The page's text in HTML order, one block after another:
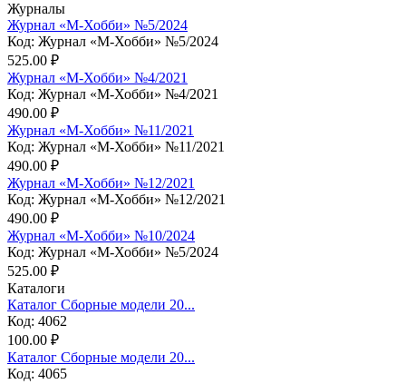
Журналы
Журнал «М-Хобби» №5/2024
Код: Журнал «М-Хобби» №5/2024
525.00 ₽
Журнал «М-Хобби» №4/2021
Код: Журнал «М-Хобби» №4/2021
490.00 ₽
Журнал «М-Хобби» №11/2021
Код: Журнал «М-Хобби» №11/2021
490.00 ₽
Журнал «М-Хобби» №12/2021
Код: Журнал «М-Хобби» №12/2021
490.00 ₽
Журнал «М-Хобби» №10/2024
Код: Журнал «М-Хобби» №5/2024
525.00 ₽
Каталоги
Каталог Сборные модели 20...
Код: 4062
100.00 ₽
Каталог Сборные модели 20...
Код: 4065